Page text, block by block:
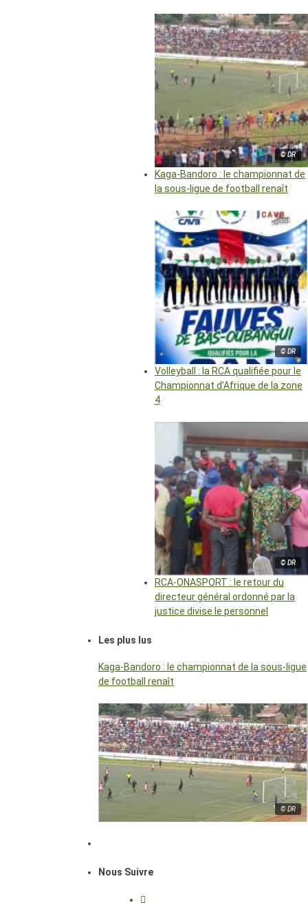
© DR
Kaga-Bandoro : le championnat de
la sous-ligue de football renaît
© DR
Volleyball : la RCA qualifiée pour le
Championnat d’Afrique de la zone
4
© DR
RCA-ONASPORT : le retour du
directeur général ordonné par la
justice divise le personnel
Les plus lus
Kaga-Bandoro : le championnat de la sous-ligue
de football renaît
© DR
Nous Suivre